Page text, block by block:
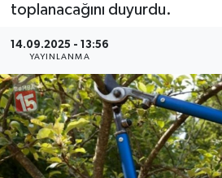
toplanacağını duyurdu.
14.09.2025 - 13:56
YAYINLANMA